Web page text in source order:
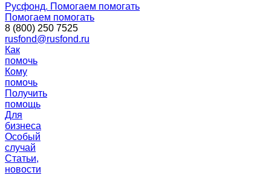
Русфонд. Помогаем помогать
Помогаем помогать
8 (800) 250 7525
rusfond@rusfond.ru
Как
помочь
Кому
помочь
Получить
помощь
Для
бизнеса
Особый
случай
Статьи,
новости